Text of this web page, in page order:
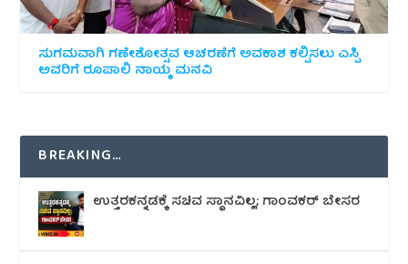
ಸುಗಮವಾಗಿ ಗಣೇಶೋತ್ಸವ ಆಚರಣೆಗೆ ಅವಕಾಶ ಕಲ್ಪಿಸಲು ಎಸ್ಪಿ
ಅವರಿಗೆ ರೂಪಾಲಿ ನಾಯ್ಕ ಮನವಿ
BREAKING…
ಉತ್ತರಕನ್ನಡಕ್ಕೆ ಸಚಿವ ಸ್ಥಾನವಿಲ್ಲ; ಗಾಂವಕರ್ ಬೇಸರ